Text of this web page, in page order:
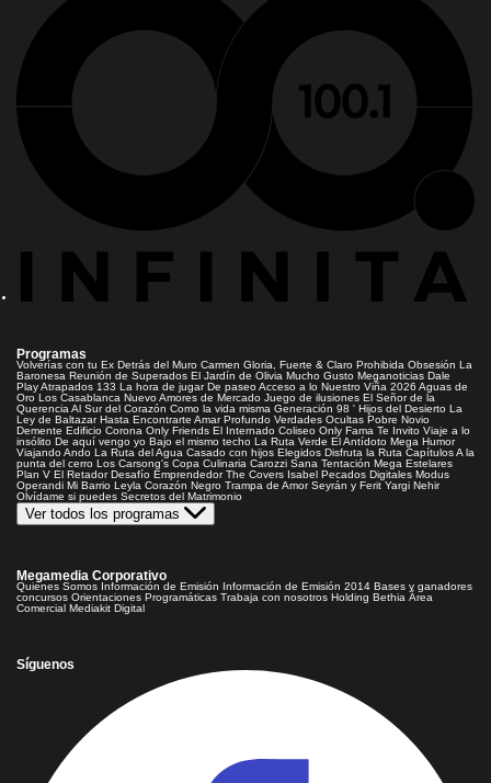
Programas
Volverías con tu Ex Detrás del Muro Carmen Gloria, Fuerte & Claro Prohibida Obsesión La
Baronesa Reunión de Superados El Jardín de Olivia Mucho Gusto Meganoticias Dale
PlayAtrapados 133 La hora de jugar De paseoAcceso a lo Nuestro Viña 2026 Aguas de
Oro Los Casablanca Nuevo Amores de Mercado Juego de ilusiones El Señor de la
Querencia Al Sur del Corazón Como la vida misma Generación 98 ' Hijos del Desierto La
Ley de Baltazar Hasta Encontrarte Amar Profundo Verdades Ocultas Pobre Novio
Demente Edificio Corona Only Friends El Internado Coliseo Only Fama Te Invito Viaje a lo
insólito De aquí vengo yo Bajo el mismo techo La Ruta Verde El Antídoto Mega Humor
Viajando Ando La Ruta del Agua Casado con hijos Elegidos Disfruta la Ruta CapítulosA la
punta del cerro Los Carsong's Copa Culinaria Carozzi Sana Tentación Mega Estelares
Plan V El Retador Desafío Emprendedor The Covers Isabel Pecados Digitales Modus
Operandi Mi Barrio Leyla Corazón Negro Trampa de Amor Seyrán y Ferit Yargi Nehir
Olvídame si puedes Secretos del Matrimonio
Ver todos los programas
Megamedia Corporativo
Quienes Somos Información de Emisión Información de Emisión 2014 Bases y ganadores
concursos Orientaciones Programáticas Trabaja con nosotros Holding Bethia Área
Comercial Mediakit Digital
Síguenos